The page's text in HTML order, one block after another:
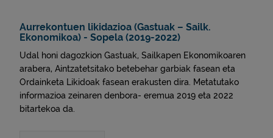
Aurrekontuen likidazioa (Gastuak – Sailk.
Ekonomikoa) - Sopela (2019-2022)
Udal honi dagozkion Gastuak, Sailkapen Ekonomikoaren
arabera, Aintzatetsitako betebehar garbiak fasean eta
Ordainketa Likidoak fasean erakusten dira. Metatutako
informazioa zeinaren denbora- eremua 2019 eta 2022
bitartekoa da.